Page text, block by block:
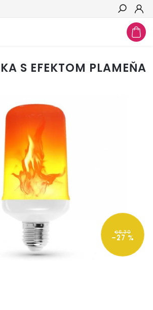
Hľadať
S EFEKTOM PLAMEŇA
€6,30
–27 %